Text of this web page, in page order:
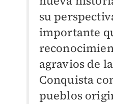
su
importante
agravios de
Conquista
pueblos